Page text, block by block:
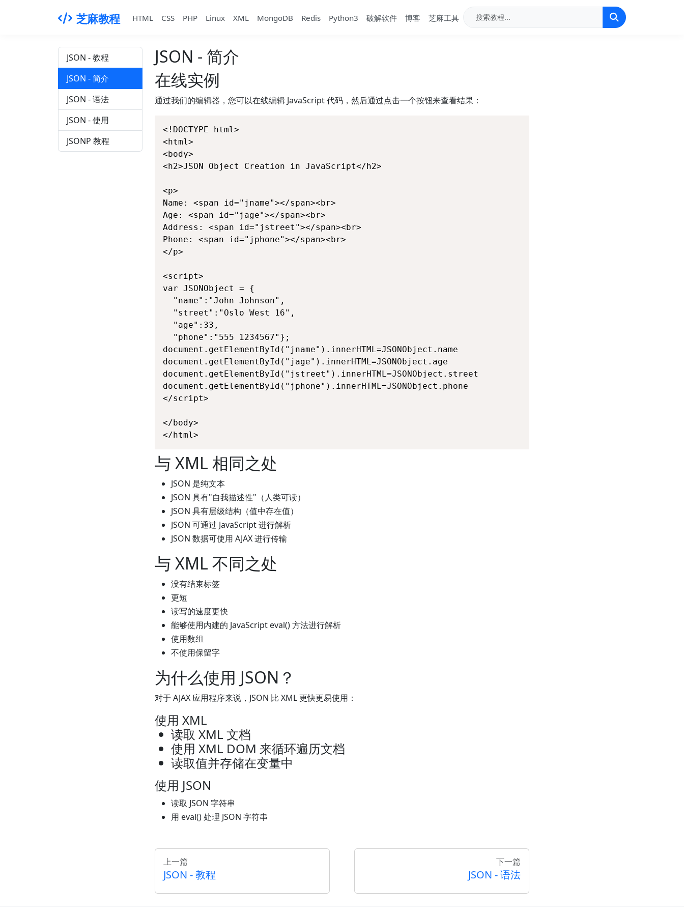
芝麻教程 HTML CSS PHP Linux XML MongoDB Redis Python3 破解软件 博客 芝麻工具
JSON - 教程
JSON - 简介
JSON - 语法
JSON - 使用
JSONP 教程
JSON - 简介
在线实例
通过我们的编辑器，您可以在线编辑 JavaScript 代码，然后通过点击一个按钮来查看结果：
<!DOCTYPE html>
<html>
<body>
<h2>JSON Object Creation in JavaScript</h2>
<p>
Name: <span id="jname"></span><br>
Age: <span id="jage"></span><br>
Address: <span id="jstreet"></span><br>
Phone: <span id="jphone"></span><br>
</p>
<script>
var JSONObject = {
  "name":"John Johnson",
  "street":"Oslo West 16",
  "age":33,
  "phone":"555 1234567"};
document.getElementById("jname").innerHTML=JSONObject.name
document.getElementById("jage").innerHTML=JSONObject.age
document.getElementById("jstreet").innerHTML=JSONObject.street
document.getElementById("jphone").innerHTML=JSONObject.phone
</script>
</body>
</html>
与 XML 相同之处
JSON 是纯文本
JSON 具有"自我描述性"（人类可读）
JSON 具有层级结构（值中存在值）
JSON 可通过 JavaScript 进行解析
JSON 数据可使用 AJAX 进行传输
与 XML 不同之处
没有结束标签
更短
读写的速度更快
能够使用内建的 JavaScript eval() 方法进行解析
使用数组
不使用保留字
为什么使用 JSON？
对于 AJAX 应用程序来说，JSON 比 XML 更快更易使用：
使用 XML
读取 XML 文档
使用 XML DOM 来循环遍历文档
读取值并存储在变量中
使用 JSON
读取 JSON 字符串
用 eval() 处理 JSON 字符串
上一篇
JSON - 教程
下一篇
JSON - 语法